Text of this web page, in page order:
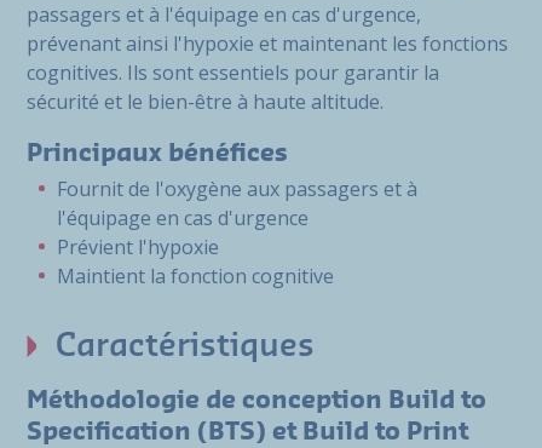
passagers et à l'équipage en cas d'urgence,
prévenant ainsi l'hypoxie et maintenant les fonctions
cognitives. Ils sont essentiels pour garantir la
sécurité et le bien-être à haute altitude.
Principaux bénéfices
Fournit de l'oxygène aux passagers et à
l'équipage en cas d'urgence
Prévient l'hypoxie
Maintient la fonction cognitive
Caractéristiques
Méthodologie de conception Build to
Specification (BTS) et Build to Print